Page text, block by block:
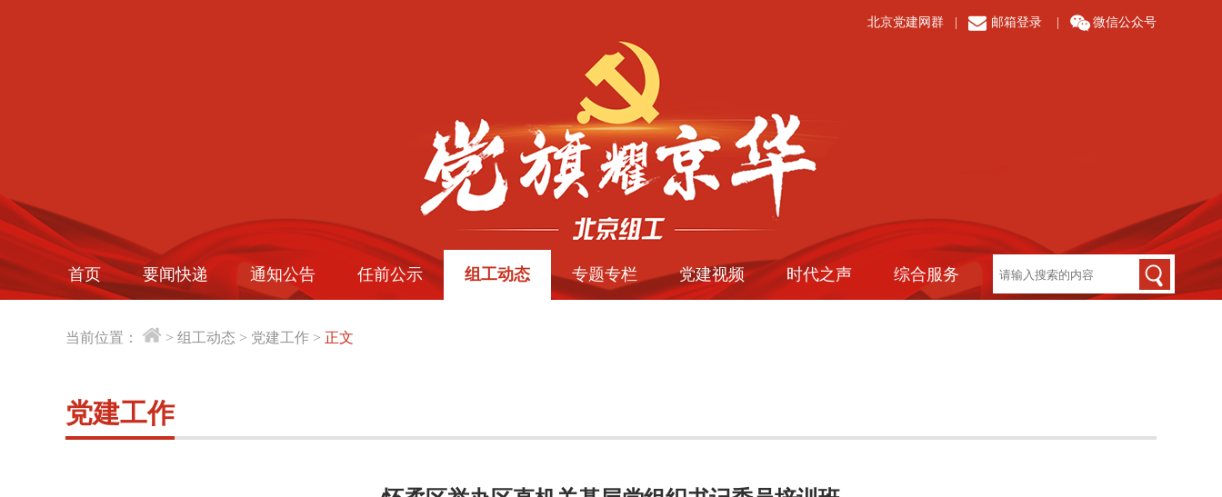
北京党建网群 邮箱登录 微信公众号
首页 要闻快递 通知公告 任前公示 组工动态 专题专栏 党建视频 时代之声 综合服务
当前位置： > 组工动态 > 党建工作 > 正文
党建工作